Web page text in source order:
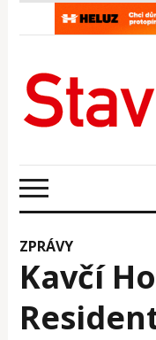
ZPRÁVY
Kavčí